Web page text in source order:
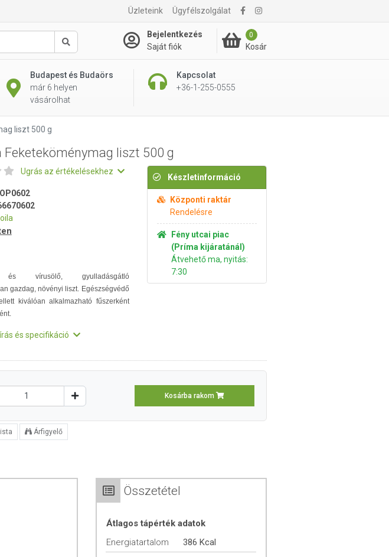
Üzleteink Ügyfélszolgálat
Keresés
Bejelentkezés
Saját fiók
0
Kosár
Budapest és Budaörs
már 6 helyen
vásárolhat
Kapcsolat
+36-1-255-0555
1 290 Ft Kosárba rakom
liszt 500 g
Feketeköménymag liszt 500 g
Ugrás az értékelésekhez
és vírusölő, gyulladásgátló
gazdag, növényi liszt. Egészségvédő
kiválóan alkalmazható fűszerként
és specifikáció
Készletinformáció
Központi raktár
Rendelésre
Fény utcai piac
(Príma kijáratánál)
Átvehető ma, nyitás:
7:30
Kosárba rakom
Árfigyelő
Összetétel
Átlagos tápérték adatok
Energiatartalom
386 Kcal